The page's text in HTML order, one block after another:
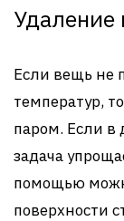
Удаление
Если вещь не
температур,
паром. Если в
задача
помощью
поверхности